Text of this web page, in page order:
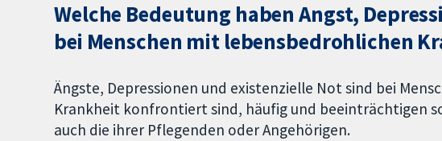
Welche Bedeutung haben Angst,
bei Menschen mit lebensbedrohlichen
Ängste, Depressionen und existenzielle Not sind bei
Krankheit konfrontiert sind, häufig und beeinträchtigen
auch die ihrer Pflegenden oder Angehörigen.